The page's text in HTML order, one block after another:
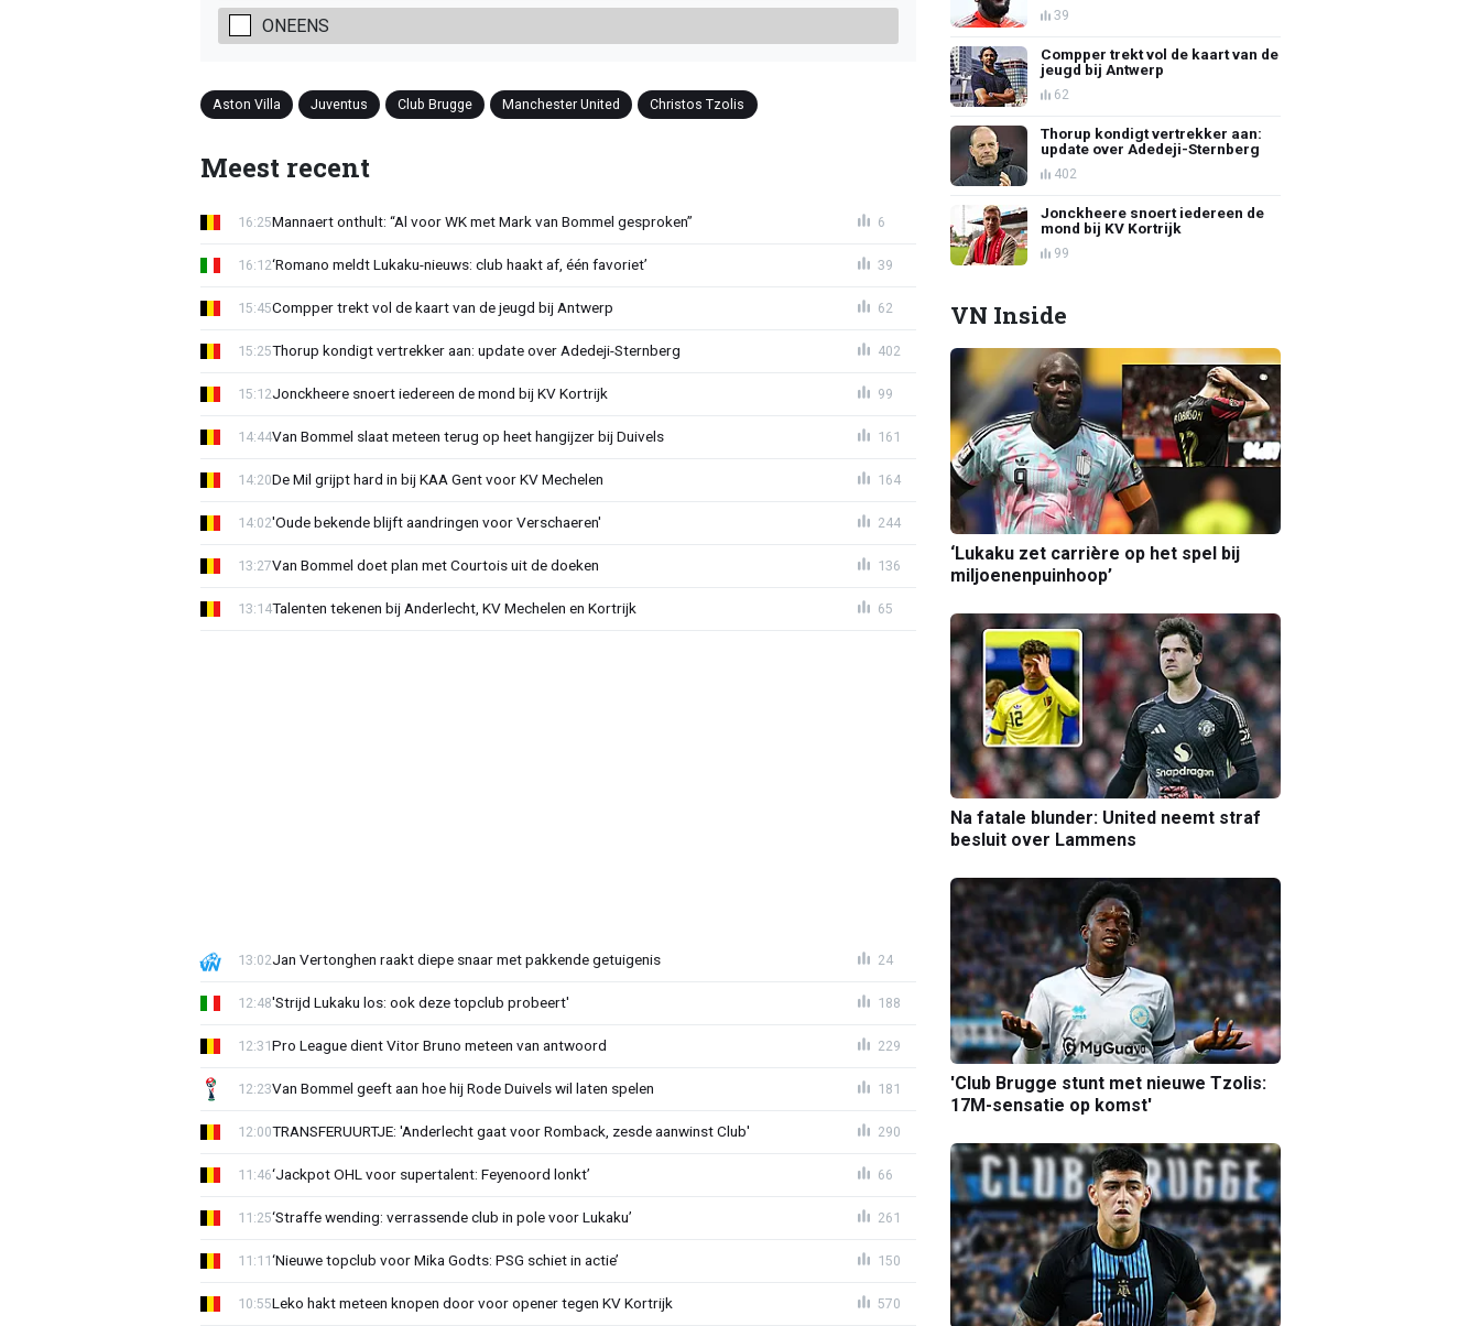
ONEENS
Aston Villa Juventus Club Brugge Manchester United Christos Tzolis
Meest recent
Mannaert onthult: “Al voor WK met Mark van Bommel gesproken”
16:25 6
‘Romano meldt Lukaku-nieuws: club haakt af, één favoriet’
16:12 39
Compper trekt vol de kaart van de jeugd bij Antwerp
15:45 62
Thorup kondigt vertrekker aan: update over Adedeji-Sternberg
15:25 402
Jonckheere snoert iedereen de mond bij KV Kortrijk
15:12 99
Van Bommel slaat meteen terug op heet hangijzer bij Duivels
14:44 161
De Mil grijpt hard in bij KAA Gent voor KV Mechelen
14:20 164
'Oude bekende blijft aandringen voor Verschaeren'
14:02 244
Van Bommel doet plan met Courtois uit de doeken
13:27 136
Talenten tekenen bij Anderlecht, KV Mechelen en Kortrijk
13:14 65
Jan Vertonghen raakt diepe snaar met pakkende getuigenis
13:02 24
'Strijd Lukaku los: ook deze topclub probeert'
12:48 188
Pro League dient Vitor Bruno meteen van antwoord
12:31 229
Van Bommel geeft aan hoe hij Rode Duivels wil laten spelen
12:23 181
TRANSFERUURTJE: 'Anderlecht gaat voor Romback, zesde aanwinst Club'
12:00 290
‘Jackpot OHL voor supertalent: Feyenoord lonkt’
11:46 66
‘Straffe wending: verrassende club in pole voor Lukaku’
11:25 261
‘Nieuwe topclub voor Mika Godts: PSG schiet in actie’
11:11 150
Leko hakt meteen knopen door voor opener tegen KV Kortrijk
10:55 570
39
Compper trekt vol de kaart van de
jeugd bij Antwerp
62
Thorup kondigt vertrekker aan:
update over Adedeji-Sternberg
402
Jonckheere snoert iedereen de
mond bij KV Kortrijk
99
VN Inside
‘Lukaku zet carrière op het spel bij
miljoenenpuinhoop’
Na fatale blunder: United neemt straf
besluit over Lammens
'Club Brugge stunt met nieuwe Tzolis:
17M-sensatie op komst'